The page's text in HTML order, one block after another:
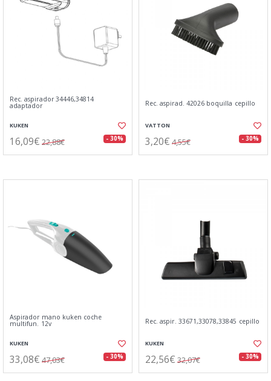
Rec. aspirador 34446,34814
adaptador
KUKEN
16,09€ 22,88€ - 30%
Rec. aspirad. 42026 boquilla cepillo
VATTON
3,20€ 4,55€ - 30%
Aspirador mano kuken coche
multifun. 12v
KUKEN
33,08€ 47,03€ - 30%
Rec. aspir. 33671,33078,33845 cepillo
KUKEN
22,56€ 32,07€ - 30%